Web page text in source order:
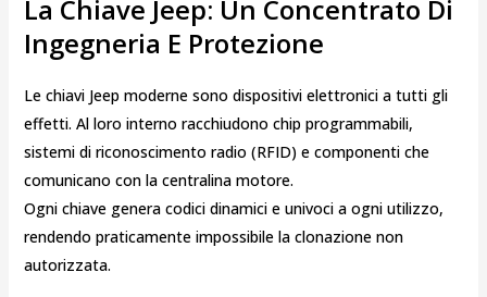
La Chiave Jeep: Un Concentrato Di
Ingegneria E Protezione
Le chiavi Jeep moderne sono dispositivi elettronici a tutti gli
effetti. Al loro interno racchiudono chip programmabili,
sistemi di riconoscimento radio (RFID) e componenti che
comunicano con la centralina motore.
Ogni chiave genera codici dinamici e univoci a ogni utilizzo,
rendendo praticamente impossibile la clonazione non
autorizzata.